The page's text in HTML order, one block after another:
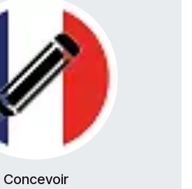
Concevoir